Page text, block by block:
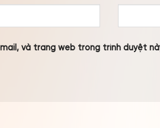
và trang web trong trình duyệt